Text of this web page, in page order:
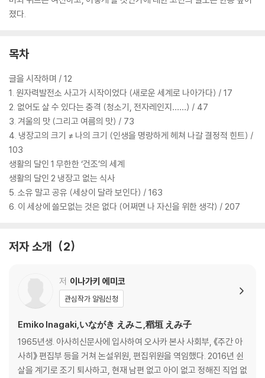
졌다.
목차
글을 시작하며 / 12
1. 원자력발전소 사고가 시작이었다 (새로운 세계로 나아가다) / 17
2. 없어도 살 수 있다는 충격 (청소기, 전자레인지……) / 47
3. 겨울의 맛 (그리고 여름의 맛) / 73
4. 냉장고의 크기 ≠ 나의 크기 (인생을 명랑하게 헤쳐 나갈 결정적 힌트) /
103
생활의 달인 1 무한한 ‘건조’의 세계
생활의 달인 2 냉장고 없는 식사
5. 소유 말고 공유 (세상이 달라 보인다) / 163
6. 이 세상에 쓸모없는 것은 없다 (어쩌면 나 자신을 위한 생각) / 207
저자 소개 2
저 이나가키 에미코
관심작가 알림신청
Emiko Inagaki,いながき えみこ,稻垣 えみ子
1965년생. 아사히신문사에 입사하여 오사카 본사 사회부, 《주간 아
사히》 편집부 등을 거쳐 논설위원, 편집위원을 역임했다. 2016년 쉰
살을 계기로 조기 퇴사하고, 현재 남편 없고 아이 없고 정해진 직업 없